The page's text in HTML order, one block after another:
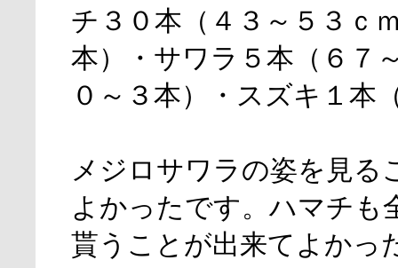
チ３０本（４３～５３ｃ
本）・サワラ５本（６７
０～３本）・スズキ１本
メジロサワラの姿を見る
よかったです。ハマチも
貰うことが出来てよかっ